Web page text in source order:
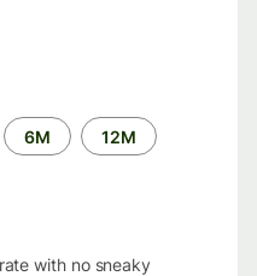
6M 12M
with no sneaky